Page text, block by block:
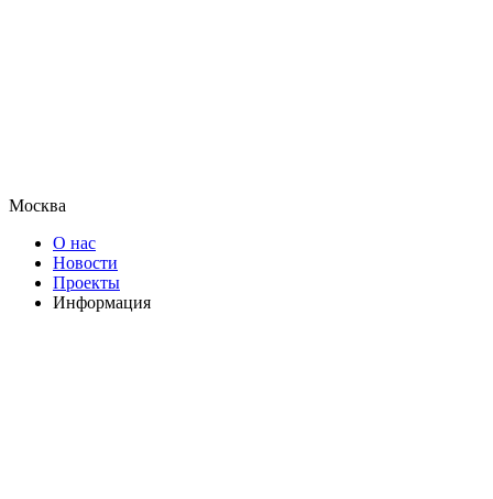
Москва
О нас
Новости
Проекты
Информация